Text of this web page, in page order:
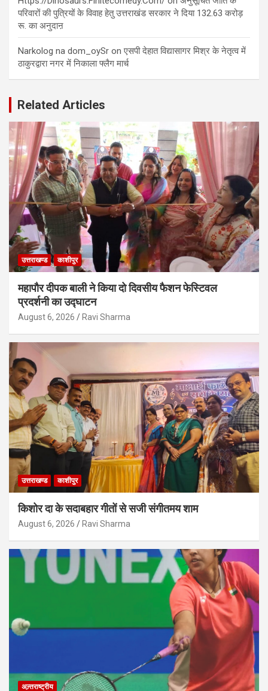
परिवारों की पुत्रियों के विवाह हेतु उत्तराखंड सरकार ने दिया 132.63 करोड़
रू. का अनुदाऩ
Narkolog na dom_oySr onएसपी देहात विद्यासागर मिश्र के नेतृत्व में
ठाकुरद्वारा नगर में निकाला फ्लैग मार्च
Related Articles
उत्तराखण्ड काशीपुर
महापौर दीपक बाली ने किया दो दिवसीय फैशन फेस्टिवल
प्रदर्शनी का उद्घाटन
August 6, 2026 Ravi Sharma
उत्तराखण्ड काशीपुर
किशोर दा के सदाबहार गीतों से सजी संगीतमय शाम
August 6, 2026 Ravi Sharma
अन्र्तराष्ट्रीय